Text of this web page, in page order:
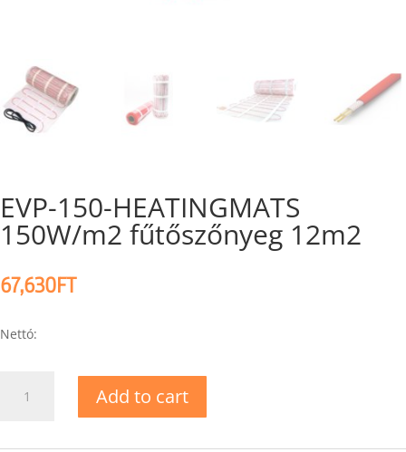
EVP-150-HEATINGMATS
150W/m2 fűtőszőnyeg 12m2
67,630FT
Nettó:
HEATINGMATS
Add to cart